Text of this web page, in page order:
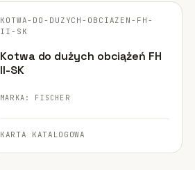
KOTWA-DO-DUZYCH-OBCIAZEN-FH-
II-SK
Kotwa do dużych obciążeń FH
II-SK
MARKA: FISCHER
KARTA KATALOGOWA